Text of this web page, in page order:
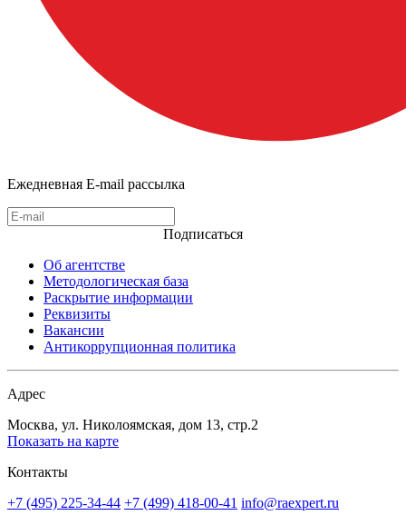
Ежедневная E-mail рассылка
Подписаться
Об агентстве
Методологическая база
Раскрытие информации
Реквизиты
Вакансии
Антикоррупционная политика
Адрес
Москва, ул. Николоямская, дом 13, стр.2
Показать на карте
Контакты
+7 (495) 225-34-44 +7 (499) 418-00-41 info@raexpert.ru